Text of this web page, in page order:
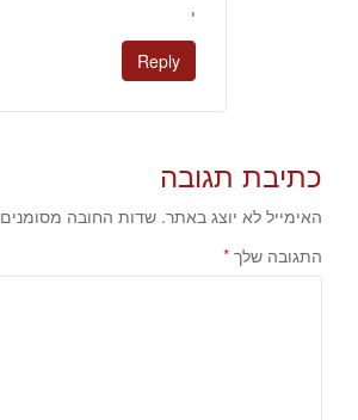
י
Reply
כתיבת תגובה
האימייל לא יוצג באתר. שדות החובה מסומנים
התגובה שלך *